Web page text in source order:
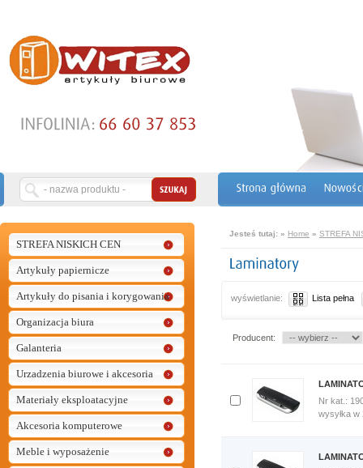
STREFA NISKICH CEN
Artykuły papiernicze
Artykuły do pisania i korygowania
Organizacja biura
Galanteria
Urzadzenia biurowe i akcesoria
Materiały eksploatacyjne
Akcesoria komputerowe
Meble i wyposażenie
Jesteś tutaj: » Home » STREFA
wyświetlanie: Lista pełna
Producent:
Nr kat.:
wysyłka w